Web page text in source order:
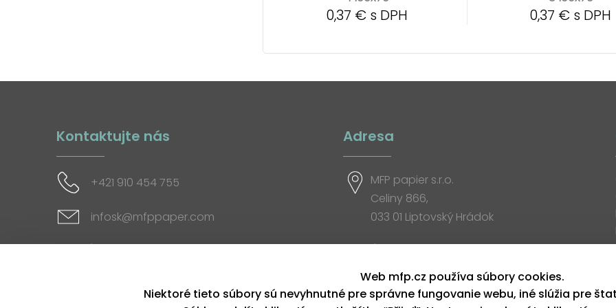
0,37 € s DPH 0,37 € s DPH
Kontaktujte nás
+421 910 454 755
infosk@mfppaper.com
Sociálne siete
Adresa
MFP papier s.r.o.
Celiny 866,
033 01 Liptovský Hrádok
Otváracia doba
Web mfp.cz používa súbory cookies.
Niektoré tieto súbory sú nevyhnutné pre správne fungovanie webu, iné slúžia pre